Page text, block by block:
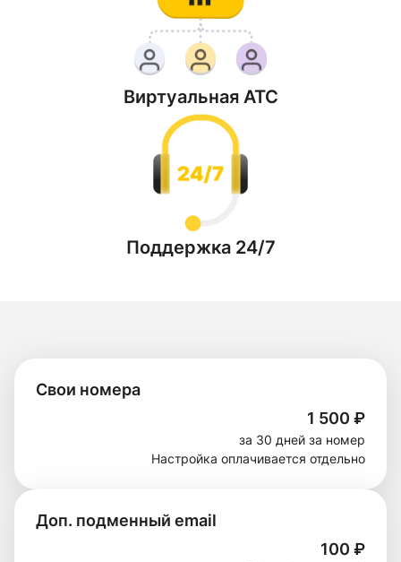
Виртуальная АТС
Поддержка 24/7
Свои номера
1 500 ₽
за 30 дней за номер
Настройка оплачивается отдельно
Доп. подменный email
100 ₽